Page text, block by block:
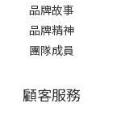
品牌故事
品牌精神
團隊成員
顧客服務